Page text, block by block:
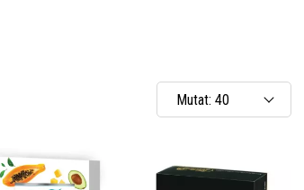
Mutat: 40
Mutat: 160